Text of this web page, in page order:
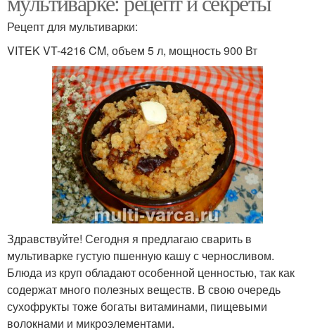
Рецепт для мультиварки:
VITEK VT-4216 CM, объем 5 л, мощность 900 Вт
Здравствуйте! Сегодня я предлагаю сварить в
мультиварке густую пшенную кашу с черносливом.
Блюда из круп обладают особенной ценностью, так как
содержат много полезных веществ. В свою очередь
сухофрукты тоже богаты витаминами, пищевыми
волокнами и микроэлементами.